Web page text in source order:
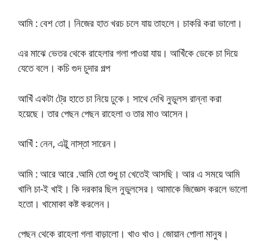
আমি : বেশ তো। নিজের হাত খরচ চলে যায় তাহলে। চাকরি করা ভালো।
এর মাঝে ভেতর থেকে রাহেলার গলা পাওয়া যায়। আখিঁকে ডেকে চা দিয়ে
যেতে বলে। কচি গুদ চুদার গল্প
আখিঁ একটা ট্রে হাতে চা নিয়ে ঢুকে। সাথে দেখি নুডুলস রান্না করা
হয়েছে। তার পেছন পেছন রাহেলা ও তার মাও আসেন।
আখিঁ : নেন, এট্টু নাস্তা সারেন।
আমি : আরে আরে .আমি তো শুধু চা খেতেই আসছি। আর এ সময়ে আমি
খালি চা-ই খাই। কি দরকার ছিল নুডুলসের। আমাকে জিজ্ঞেস করলে ভালো
হতো। খামোকা কষ্ট করলেন।
পেছন থেকে রাহেলা গলা বাড়ালো। খাও খাও। জোয়ান পোলা মানুষ।